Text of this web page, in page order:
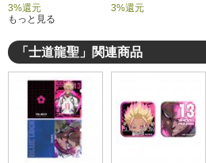
3%還元 3%還元
もっと見る
「士道龍聖」関連商品